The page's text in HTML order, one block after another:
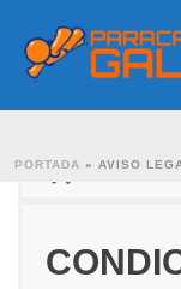
PORTADA » AVISO